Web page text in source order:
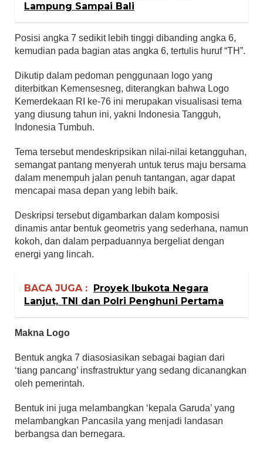
Lampung Sampai Bali
Posisi angka 7 sedikit lebih tinggi dibanding angka 6,
kemudian pada bagian atas angka 6, tertulis huruf “TH”.
Dikutip dalam pedoman penggunaan logo yang
diterbitkan Kemensesneg, diterangkan bahwa Logo
Kemerdekaan RI ke-76 ini merupakan visualisasi tema
yang diusung tahun ini, yakni Indonesia Tangguh,
Indonesia Tumbuh.
Tema tersebut mendeskripsikan nilai-nilai ketangguhan,
semangat pantang menyerah untuk terus maju bersama
dalam menempuh jalan penuh tantangan, agar dapat
mencapai masa depan yang lebih baik.
Deskripsi tersebut digambarkan dalam komposisi
dinamis antar bentuk geometris yang sederhana, namun
kokoh, dan dalam perpaduannya bergeliat dengan
energi yang lincah.
BACA JUGA :
Proyek Ibukota Negara
Lanjut, TNI dan Polri Penghuni Pertama
Makna Logo
Bentuk angka 7 diasosiasikan sebagai bagian dari
‘tiang pancang’ insfrastruktur yang sedang dicanangkan
oleh pemerintah.
Bentuk ini juga melambangkan ‘kepala Garuda’ yang
melambangkan Pancasila yang menjadi landasan
berbangsa dan bernegara.